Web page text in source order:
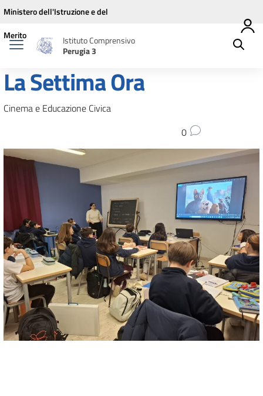
Vai ai contenuti
Vai al menu di navigazione
Vai al footer
Ministero dell'Istruzione e del
Merito
Istituto Comprensivo
Perugia 3
La Settima Ora
Cinema e Educazione Civica
0